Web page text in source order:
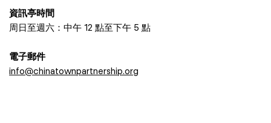
資訊亭時間
周日至週六：中午 12 點至下午 5 點
電子郵件
info@chinatownpartnership.org